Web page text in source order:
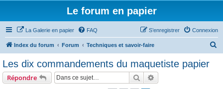
Le forum en papier
La Galerie en papier FAQ Connexion
S’enregistrer
Index du forum Forum Techniques et savoir-faire
Les dix commandements du maquetiste papier
Répondre Rechercher